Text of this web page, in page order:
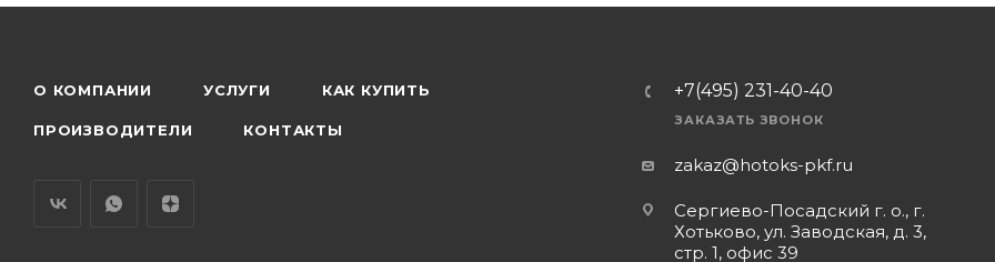
О КОМПАНИИ УСЛУГИ КАК КУПИТЬ
ПРОИЗВОДИТЕЛИ КОНТАКТЫ
+7(495) 231-40-40
ЗАКАЗАТЬ ЗВОНОК
zakaz@hotoks-pkf.ru
Сергиево-Посадский г. о., г.
Хотьково, ул. Заводская, д. 3,
стр. 1, офис 39